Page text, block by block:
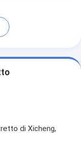
di Xicheng,